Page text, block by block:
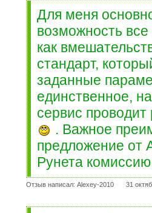
Для меня
возможность
как
стандарт,
заданные
единственное,
сервис
. Важное
предложение от
Рунета комиссию
Отзыв написал: Alexey-2010 31